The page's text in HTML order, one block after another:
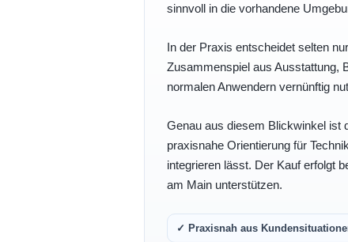
sinnvoll in die vorhandene
In der Praxis entscheidet selten
Zusammenspiel aus Ausstattung,
normalen Anwendern vernünftig
Genau aus diesem Blickwinkel ist
praxisnahe Orientierung für
integrieren lässt. Der Kauf erfolgt
am Main unterstützen.
✓ Praxisnah aus